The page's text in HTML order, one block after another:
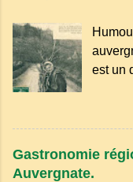
mais il
qu’il y
deux
leur
est un
et est
Gastronomie
Auvergnate.